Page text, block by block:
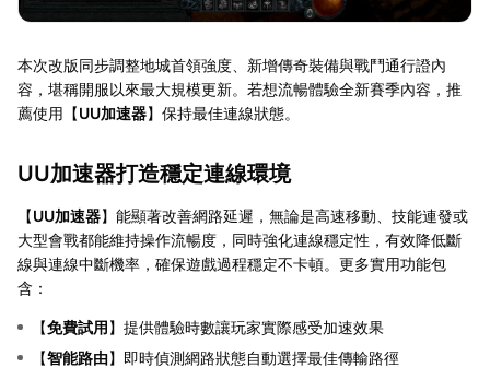
本次改版同步調整地城首領強度、新增傳奇裝備與戰鬥通行證內
容，堪稱開服以來最大規模更新。若想流暢體驗全新賽季內容，推
薦使用【UU加速器】保持最佳連線狀態。
UU加速器打造穩定連線環境
【UU加速器】能顯著改善網路延遲，無論是高速移動、技能連發或
大型會戰都能維持操作流暢度，同時強化連線穩定性，有效降低斷
線與連線中斷機率，確保遊戲過程穩定不卡頓。更多實用功能包
含：
【免費試用】提供體驗時數讓玩家實際感受加速效果
【智能路由】即時偵測網路狀態自動選擇最佳傳輸路徑